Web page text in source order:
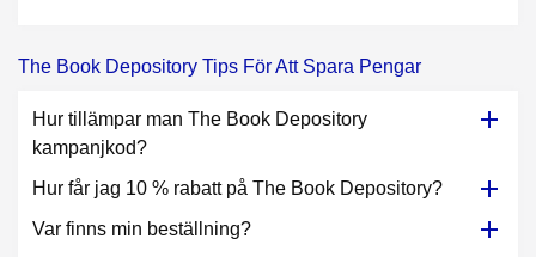
The Book Depository Tips För Att Spara Pengar
Hur tillämpar man The Book Depository
kampanjkod?
Hur får jag 10 % rabatt på The Book Depository?
Var finns min beställning?